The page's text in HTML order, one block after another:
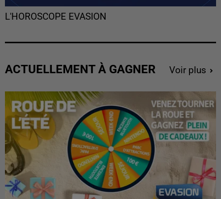
L'HOROSCOPE EVASION
ACTUELLEMENT À GAGNER Voir plus